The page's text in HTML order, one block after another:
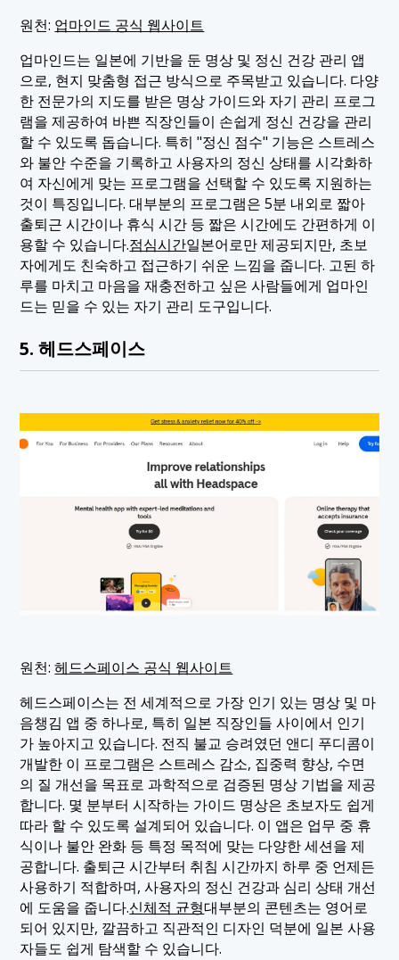
원천: 업마인드 공식 웹사이트
업마인드는 일본에 기반을 둔 명상 및 정신 건강 관리 앱
으로, 현지 맞춤형 접근 방식으로 주목받고 있습니다. 다양
한 전문가의 지도를 받은 명상 가이드와 자기 관리 프로그
램을 제공하여 바쁜 직장인들이 손쉽게 정신 건강을 관리
할 수 있도록 돕습니다. 특히 "정신 점수" 기능은 스트레스
와 불안 수준을 기록하고 사용자의 정신 상태를 시각화하
여 자신에게 맞는 프로그램을 선택할 수 있도록 지원하는
것이 특징입니다. 대부분의 프로그램은 5분 내외로 짧아
출퇴근 시간이나 휴식 시간 등 짧은 시간에도 간편하게 이
용할 수 있습니다.점심시간일본어로만 제공되지만, 초보
자에게도 친숙하고 접근하기 쉬운 느낌을 줍니다. 고된 하
루를 마치고 마음을 재충전하고 싶은 사람들에게 업마인
드는 믿을 수 있는 자기 관리 도구입니다.
5. 헤드스페이스
원천:헤드스페이스 공식 웹사이트
헤드스페이스는 전 세계적으로 가장 인기 있는 명상 및 마
음챙김 앱 중 하나로, 특히 일본 직장인들 사이에서 인기
가 높아지고 있습니다. 전직 불교 승려였던 앤디 푸디콤이
개발한 이 프로그램은 스트레스 감소, 집중력 향상, 수면
의 질 개선을 목표로 과학적으로 검증된 명상 기법을 제공
합니다. 몇 분부터 시작하는 가이드 명상은 초보자도 쉽게
따라 할 수 있도록 설계되어 있습니다. 이 앱은 업무 중 휴
식이나 불안 완화 등 특정 목적에 맞는 다양한 세션을 제
공합니다. 출퇴근 시간부터 취침 시간까지 하루 중 언제든
사용하기 적합하며, 사용자의 정신 건강과 심리 상태 개선
에 도움을 줍니다.신체적 균형대부분의 콘텐츠는 영어로
되어 있지만, 깔끔하고 직관적인 디자인 덕분에 일본 사용
자들도 쉽게 탐색할 수 있습니다.